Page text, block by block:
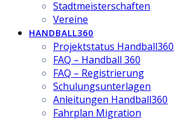
Stadtmeisterschaften
Vereine
HANDBALL360
Projektstatus Handball360
FAQ – Handball 360
FAQ – Registrierung
Schulungsunterlagen
Anleitungen Handball360
Fahrplan Migration